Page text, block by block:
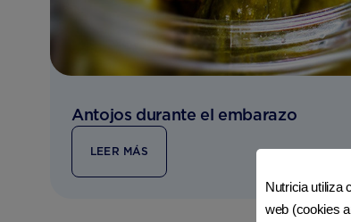
Antojos durante el embarazo
LEER MÁS
Nutricia utiliza
web (cookies